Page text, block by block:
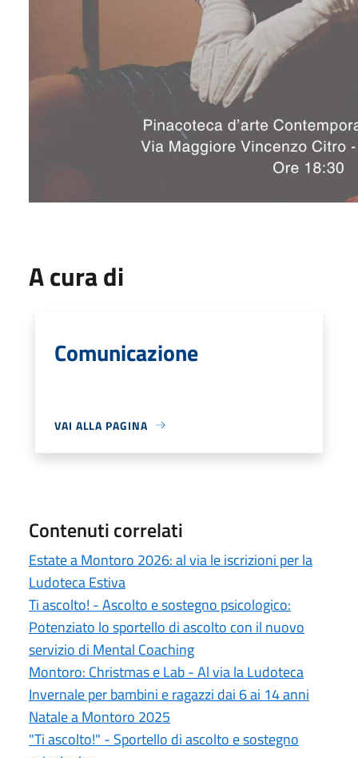
A cura di
Comunicazione
VAI ALLA PAGINA
Contenuti correlati
Estate a Montoro 2026: al via le iscrizioni per la
Ludoteca Estiva
Ti ascolto! - Ascolto e sostegno psicologico:
Potenziato lo sportello di ascolto con il nuovo
servizio di Mental Coaching
Montoro: Christmas e Lab - Al via la Ludoteca
Invernale per bambini e ragazzi dai 6 ai 14 anni
Natale a Montoro 2025
"Ti ascolto!" - Sportello di ascolto e sostegno